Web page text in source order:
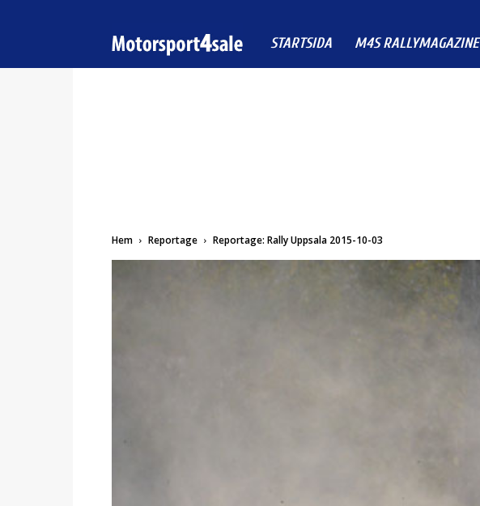
Motorsport4sale
STARTSIDA M4S RALLYMAGAZINE
Hem Reportage Reportage: Rally Uppsala 2015-10-03